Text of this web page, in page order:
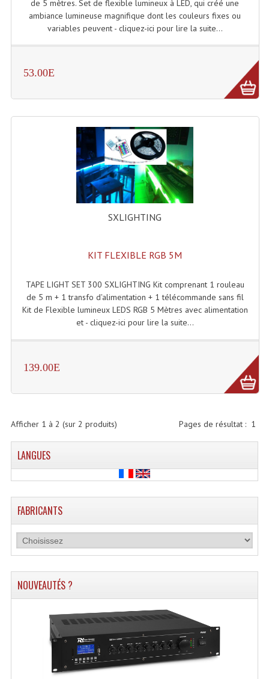
Amplificateurs
Compresseurs , Limiteurs , Noise Gate
Enceintes Et Caissons Basses
Packs Sono
Enceintes Amplifiées Actives
Enceintes, Système Amplifiés
Caisson De Basse Amplifié
Caissons De Basses
Enceintes Autonomes Portables Amplifiées
Enceintes Monitoring
Filtres Actifs, Correcteurs
Tweeters Pour Enceintes
Lecteurs Audio & Sources
Platines Disque Vinyles
de 5 mètres. Set de flexible lumineux à LED, qui créé une
ambiance lumineuse magnifique dont les couleurs fixes ou
variables peuvent - cliquez-ici pour lire la suite...
53.00E
SXLIGHTING
KIT FLEXIBLE RGB 5M
TAPE LIGHT SET 300 SXLIGHTING Kit comprenant 1 rouleau
de 5 m + 1 transfo d'alimentation + 1 télécommande sans fil
Kit de Flexible lumineux LEDS RGB 5 Mètres avec alimentation
et - cliquez-ici pour lire la suite...
139.00E
Pages de résultat : 1
Afficher 1 à 2 (sur 2 produits)
LANGUES
FABRICANTS
NOUVEAUTÉS ?